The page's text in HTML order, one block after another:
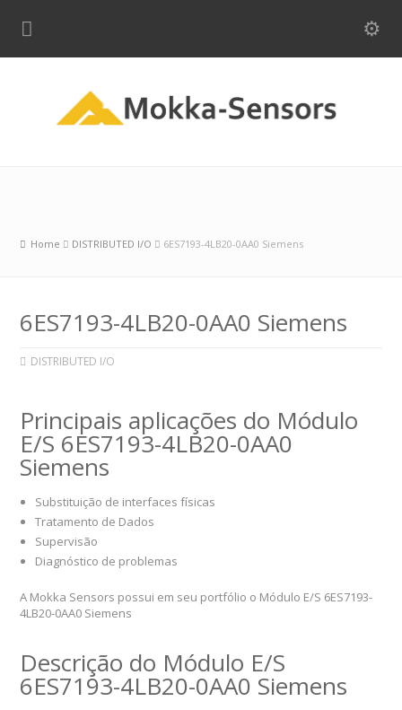
Home DISTRIBUTED I/O 6ES7193-4LB20-0AA0 Siemens
6ES7193-4LB20-0AA0 Siemens
DISTRIBUTED I/O
Principais aplicações do Módulo
E/S 6ES7193-4LB20-0AA0
Siemens
Substituição de interfaces físicas
Tratamento de Dados
Supervisão
Diagnóstico de problemas
A Mokka Sensors possui em seu portfólio o Módulo E/S 6ES7193-
4LB20-0AA0 Siemens
Descrição do Módulo E/S
6ES7193-4LB20-0AA0 Siemens